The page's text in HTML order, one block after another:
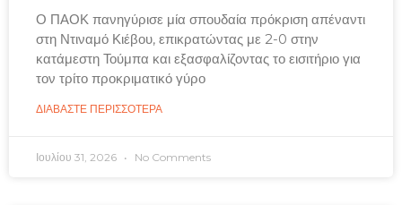
Ο ΠΑΟΚ πανηγύρισε μία σπουδαία πρόκριση απέναντι
στη Ντιναμό Κιέβου, επικρατώντας με 2-0 στην
κατάμεστη Τούμπα και εξασφαλίζοντας το εισιτήριο για
τον τρίτο προκριματικό γύρο
ΔΙΑΒΑΣΤΕ ΠΕΡΙΣΣΟΤΕΡΑ
Ιουλίου 31, 2026 No Comments